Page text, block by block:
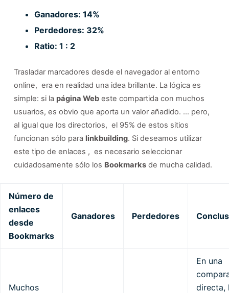
Ganadores: 14%
Perdedores: 32%
Ratio: 1 : 2
Trasladar marcadores desde el navegador al entorno
online, era en realidad una idea brillante. La lógica es
simple: si la página Webeste compartida con muchos
usuarios, es obvio que aporta un valor añadido. … pero,
al igual que los directorios, el 95% de estos sitios
funcionan sólo para linkbuilding. Si deseamos utilizar
este tipo de enlaces , es necesario seleccionar
cuidadosamente sólo los Bookmarksde mucha calidad.
Número de
enlaces
desde
Bookmarks
Ganadores Perdedores
Muchos
En una
directa,